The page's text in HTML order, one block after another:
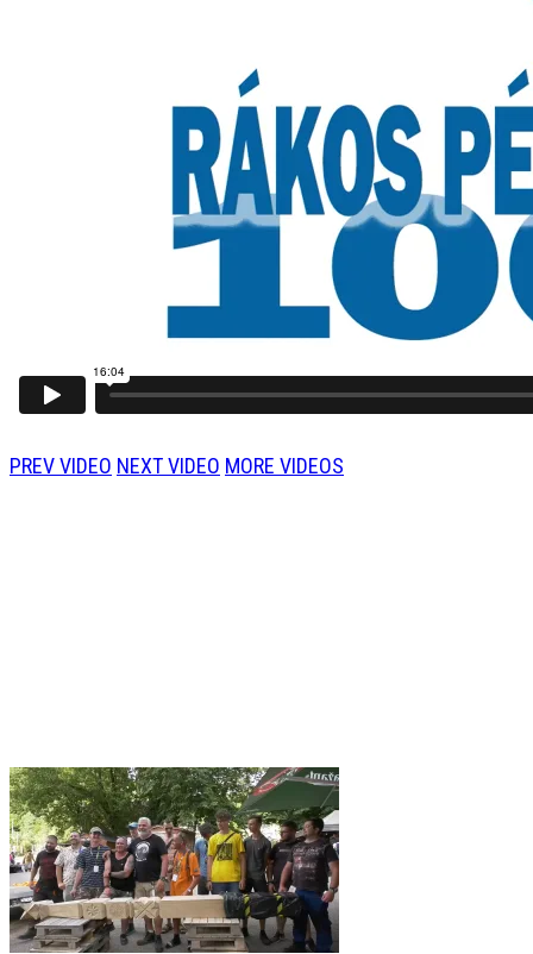
PREV VIDEO NEXT VIDEO MORE VIDEOS